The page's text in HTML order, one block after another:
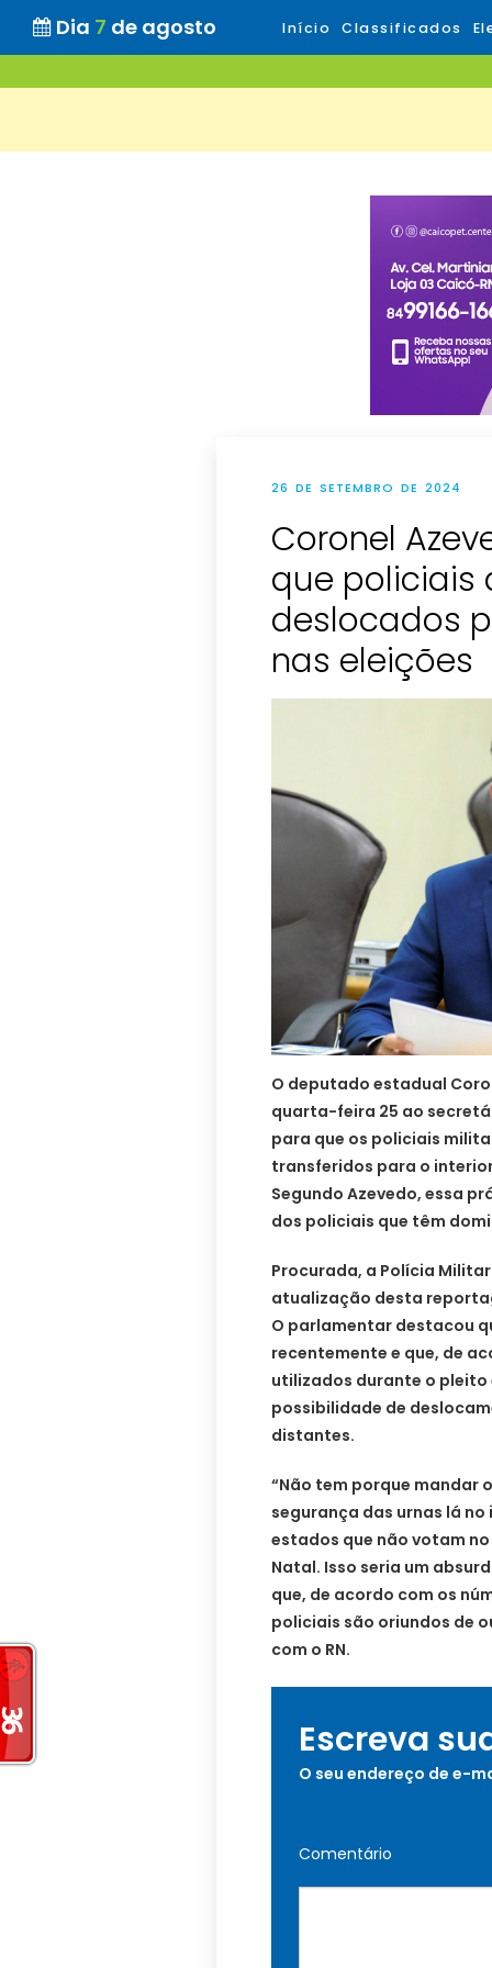
Dia 7 de agosto Início Classificados
26 DE SETEMBRO DE 2024
Coronel
que policiais
deslocados
nas eleições
O deputado estadual
quarta-feira 25 ao
para que os policiais
transferidos para o
Segundo Azevedo, essa
dos policiais que têm
Procurada, a Polícia
atualização desta
O parlamentar destacou
recentemente e que, de
utilizados durante o
possibilidade de
distantes.
“Não tem porque mandar
segurança das urnas lá
estados que não votam
Natal. Isso seria um
que, de acordo com os
policiais são oriundos de
com o RN.
Escreva
O seu endereço de e-
Comentário